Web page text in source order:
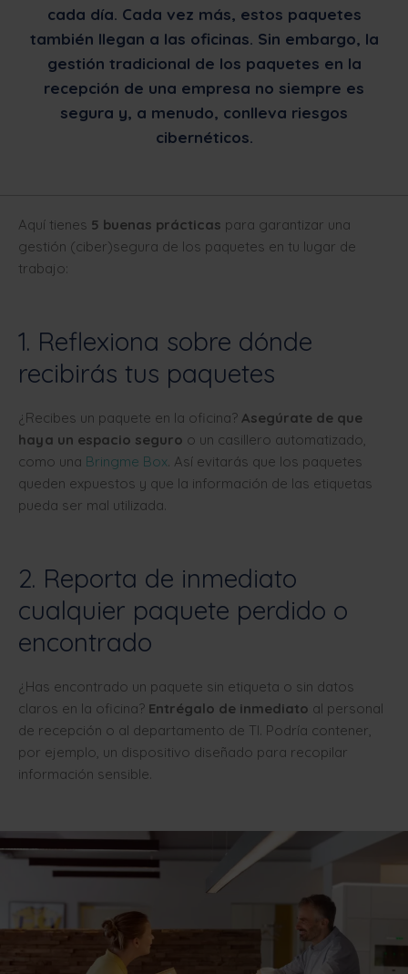
cada día. Cada vez más, estos paquetes
también llegan a las oficinas. Sin embargo, la
gestión tradicional de los paquetes en la
recepción de una empresa no siempre es
segura y, a menudo, conlleva riesgos
cibernéticos.
Aquí tienes 5 buenas prácticas para garantizar una
gestión (ciber)segura de los paquetes en tu lugar de
trabajo:
1. Reflexiona sobre dónde
recibirás tus paquetes
¿Recibes un paquete en la oficina? Asegúrate de que
haya un espacio seguro o un casillero automatizado,
como una Bringme Box. Así evitarás que los paquetes
queden expuestos y que la información de las etiquetas
pueda ser mal utilizada.
2. Reporta de inmediato
cualquier paquete perdido o
encontrado
¿Has encontrado un paquete sin etiqueta o sin datos
claros en la oficina? Entrégalo de inmediato al personal
de recepción o al departamento de TI. Podría contener,
por ejemplo, un dispositivo diseñado para recopilar
información sensible.